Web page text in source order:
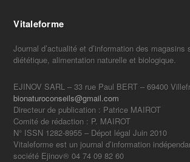
Vitaleforme
Journal d’actualité et d’information des magasins
diététique, alimentation naturelle et biologique.
EJINOV SARL – 33 rue Paul BERT – 69400
bionaturoconseils@gmail.com
Directeur de publication : Patrice MAIROT
Comité de rédaction : P. MAIROT
N° ISSN 1282-8955 – Dépot légal Juin 2010
Vitaleforme est un journal d’information
société Ejinov® 04 74 09 82 60